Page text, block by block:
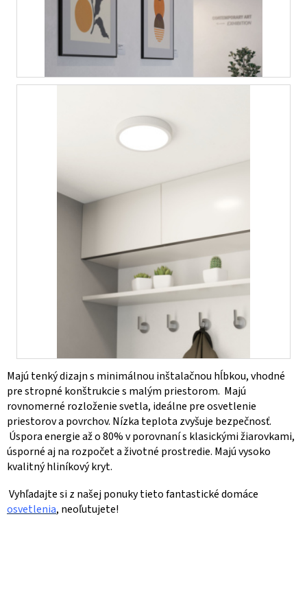
Majú tenký dizajn s minimálnou inštalačnou hĺbkou, vhodné
pre stropné konštrukcie s malým priestorom. Majú
rovnomerné rozloženie svetla, ideálne pre osvetlenie
priestorov a povrchov. Nízka teplota zvyšuje bezpečnosť.
Úspora energie až o 80% v porovnaní s klasickými žiarovkami,
úsporné aj na rozpočet a životné prostredie. Majú vysoko
kvalitný hliníkový kryt.
Vyhľadajte si z našej ponuky tieto fantastické domáce
osvetlenia, neoľutujete!